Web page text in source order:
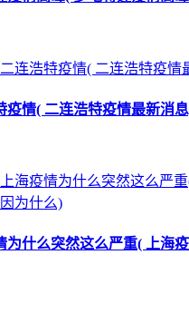
疫情( 二连浩特疫情最新消
为什么突然这么严重( 上海